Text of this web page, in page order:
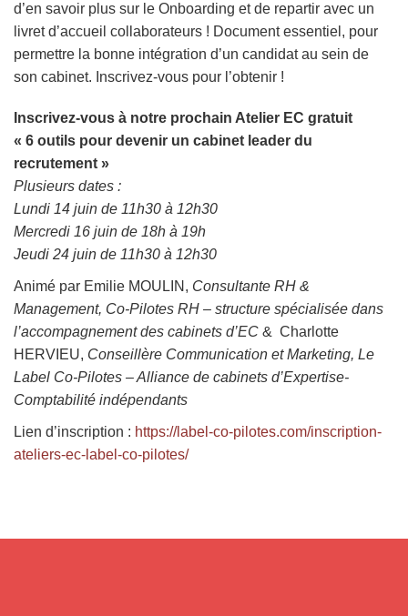
d’en savoir plus sur le Onboarding et de repartir avec un
livret d’accueil collaborateurs ! Document essentiel, pour
permettre la bonne intégration d’un candidat au sein de
son cabinet. Inscrivez-vous pour l’obtenir !
Inscrivez-vous à notre prochain Atelier EC gratuit
« 6 outils pour devenir un cabinet leader du
recrutement »
Plusieurs dates :
Lundi 14 juin de 11h30 à 12h30
Mercredi 16 juin de 18h à 19h
Jeudi 24 juin de 11h30 à 12h30
Animé par Emilie MOULIN , Consultante RH &
Management, Co-Pilotes RH – structure spécialisée dans
l’accompagnement des cabinets d’EC & Charlotte
HERVIEU, Conseillère Communication et Marketing, Le
Label Co-Pilotes – Alliance de cabinets d’Expertise-
Comptabilité indépendants
Lien d’inscription : https://label-co-pilotes.com/inscription-
ateliers-ec-label-co-pilotes/